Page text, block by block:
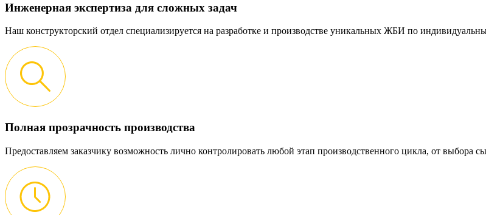
Инженерная экспертиза для сложных задач
Наш конструкторский отдел специализируется на разработке и производстве уникальных ЖБИ по
Полная прозрачность производства
Предоставляем заказчику возможность лично контролировать любой этап производственного цикла, от выбора